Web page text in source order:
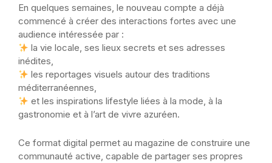
En quelques semaines, le nouveau compte a déjà
commencé à créer des interactions fortes avec une
audience intéressée par :
la vie locale, ses lieux secrets et ses adresses
inédites,
les reportages visuels autour des traditions
méditerranéennes,
et les inspirations lifestyle liées à la mode, à la
gastronomie et à l’art de vivre azuréen.
Ce format digital permet au magazine de construire une
communauté active, capable de partager ses propres